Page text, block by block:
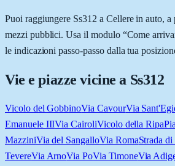
Puoi raggiungere Ss312 a Cellere in auto,
mezzi pubblici. Usa il modulo “Come
le indicazioni passo-passo dalla tua
Vie e piazze vicine a Ss312
Vicolo del GobbinoVia CavourVia
Emanuele IIIVia CairoliVicolo della Ripa
MazziniVia del SangalloVia RomaStrada
TevereVia ArnoVia PoVia TimoneVia